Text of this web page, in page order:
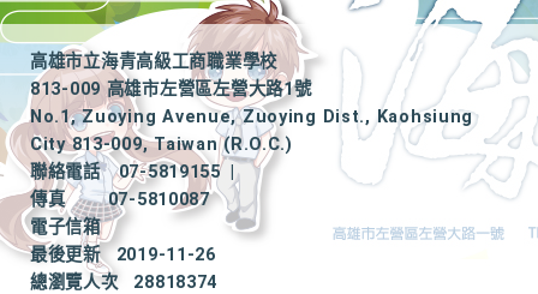
高雄市立海青高級工商職業學校
813-009 高雄市左營區左營大路1號
No.1, Zuoying Avenue, Zuoying Dist., Kaohsiung
City 813-009, Taiwan (R.O.C.)
聯絡電話
07-5819155
|
傳真
07-5810087
電子信箱
最後更新
2019-11-26
總瀏覽人次
28818374